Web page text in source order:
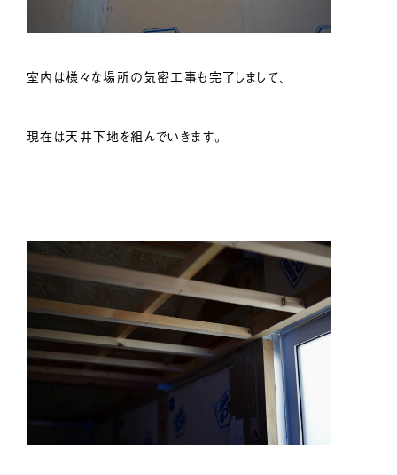
室内は様々な場所の気密工事も完了しまして、
現在は天井下地を組んでいきます。